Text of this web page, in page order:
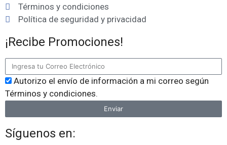
Términos y condiciones
Política de seguridad y privacidad
¡Recibe Promociones!
Autorizo el envío de información a mi correo según
Términos y condiciones.
Enviar
Síguenos en: